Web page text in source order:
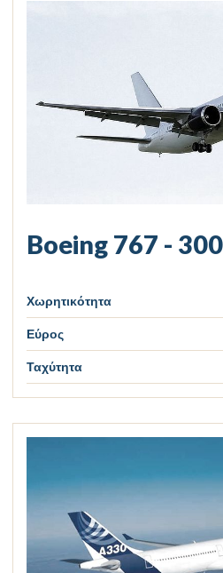
Boeing 767 - 300
Χωρητικότητα
Εύρος
Ταχύτητα